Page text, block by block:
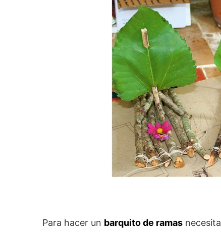
Para hacer un barquito de ramas